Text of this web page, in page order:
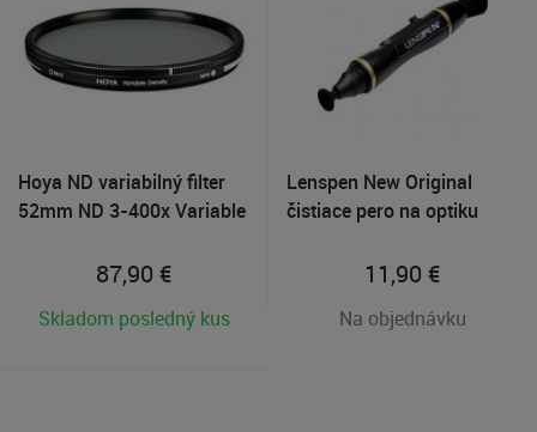
Hoya ND variabilný filter
52mm ND 3-400x Variable
87,90 €
Skladom posledný kus
Lenspen New Original
čistiace pero na optiku
11,90 €
Na objednávku